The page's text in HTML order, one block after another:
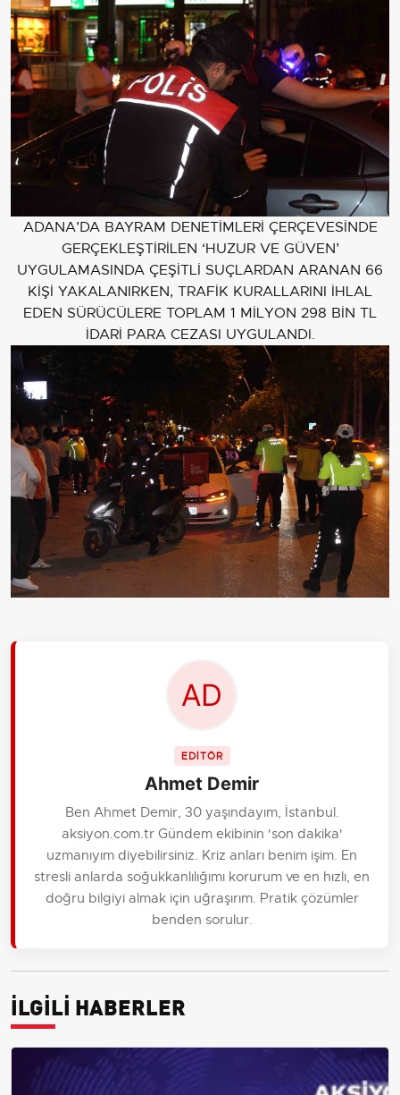
ADANA’DA BAYRAM DENETİMLERİ ÇERÇEVESİNDE
GERÇEKLEŞTİRİLEN ‘HUZUR VE GÜVEN’
UYGULAMASINDA ÇEŞİTLİ SUÇLARDAN ARANAN 66
KİŞİ YAKALANIRKEN, TRAFİK KURALLARINI İHLAL
EDEN SÜRÜCÜLERE TOPLAM 1 MİLYON 298 BİN TL
İDARİ PARA CEZASI UYGULANDI.
EDİTÖR
Ahmet Demir
Ben Ahmet Demir, 30 yaşındayım, İstanbul.
aksiyon.com.tr Gündem ekibinin 'son dakika'
uzmanıyım diyebilirsiniz. Kriz anları benim işim. En
stresli anlarda soğukkanlılığımı korurum ve en hızlı, en
doğru bilgiyi almak için uğraşırım. Pratik çözümler
benden sorulur.
İLGİLİ HABERLER